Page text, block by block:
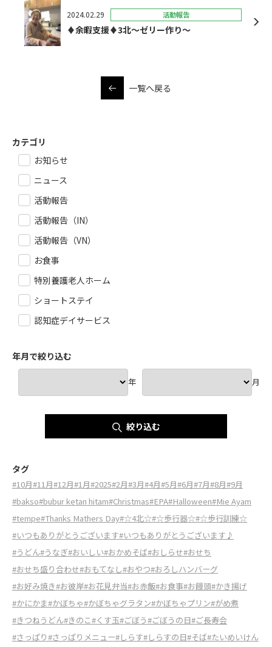
2024.02.29 活動報告
♦余暇支援♦3北～ゼリー作り～
一覧へ戻る
カテゴリ
お知らせ
ニュース
活動報告
活動報告（IN）
活動報告（VN）
お食事
特別養護老人ホーム
ショートステイ
認知症デイサービス
年月で絞り込む
年 月
絞り込む
タグ
#10月#11月#12月#1月#2025#2月#3月#4月#5月#6月#7月#8月#9月
#bakso#bubur ketan hitam#Christmas#EPA#Halloween#Mie Ayam
#tempe#Thanks Mathers Day#☆4北☆#☆歩行器☆#☆歩行訓練☆
#いつもありがとうございます#いつもありがとうございます♪
#うどん#うなぎ#おいしい#おかめそば#おしらせ#おせち
#おせち盛り合わせ#おもてなし#おやつ#おろしハンバーグ
#お好み焼き#お彼岸#お花見弁当#お赤飯#お食事#お饅頭#かき揚げ
#かにかま#かぼちゃ#かぼちゃグラタン#かぼちゃプリン#がめ煮
#きつねうどん#きのこ#くす玉#ごぼう#ごぼうの日#ご長寿会
#さっぱり#さっぱりメニュー#しらす#しらすの日#そば#たいめいけん